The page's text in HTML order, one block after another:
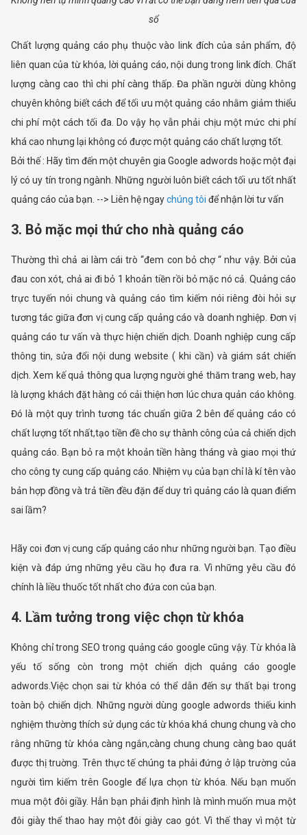
sổ
Chất lượng quảng cáo phụ thuộc vào link đích của sản phẩm, độ
liên quan của từ khóa, lời quảng cáo, nội dung trong link đích. Chất
lượng càng cao thì chi phí càng thấp. Đa phần người dùng không
chuyên không biết cách để tối ưu một quảng cáo nhằm giảm thiểu
chi phí một cách tối đa. Do vậy họ vẫn phải chịu một mức chi phí
khá cao nhưng lại không có được một quảng cáo chất lượng tốt.
Bởi thế : Hãy tìm đến một chuyên gia Google adwords hoặc một đại
lý có uy tín trong ngành. Những người luôn biết cách tối ưu tốt nhất
quảng cáo của bạn. --> Liên hệ ngaychúng tôi để nhận lời tư vấn
3. Bỏ mặc mọi thứ cho nhà quảng cáo
Thường thì chả ai làm cái trò “đem con bỏ chợ “ như vậy. Bởi của
đau con xót, chả ai đi bỏ 1 khoản tiền rồi bỏ mặc nó cả. Quảng cáo
trực tuyến nói chung và quảng cáo tìm kiếm nói riêng đòi hỏi sự
tương tác giữa đơn vị cung cấp quảng cáo và doanh nghiệp. Đơn vị
quảng cáo tư vấn và thực hiện chiến dịch. Doanh nghiệp cung cấp
thông tin, sửa đổi nội dung website ( khi cần) và giám sát chiến
dịch. Xem kế quả thông qua lượng người ghé thăm trang web, hay
là lượng khách đặt hàng có cải thiện hơn lúc chưa quản cáo không.
Đó là một quy trình tương tác chuẩn giữa 2 bên để quảng cáo có
chất lượng tốt nhất,tạo tiền đề cho sự thành công của cả chiến dịch
quảng cáo. Bạn bỏ ra một khoản tiền hàng tháng và giao mọi thứ
cho công ty cung cấp quảng cáo. Nhiệm vụ của bạn chỉ là kí tên vào
bản hợp đồng và trả tiền đều đặn để duy trì quảng cáo là quan điểm
sai lầm?
Hãy coi đơn vị cung cấp quảng cáo như những người bạn. Tạo điều
kiện và đáp ứng những yêu cầu họ đưa ra. Vì những yêu cầu đó
chính là liều thuốc tốt nhất cho đứa con của bạn.
4. Lầm tưởng trong việc chọn từ khóa
Không chỉ trong SEO trong quảng cáo google cũng vậy. Từ khóa là
yếu tố sống còn trong một chiến dịch quảng cáo google
adwords.Việc chọn sai từ khóa có thể dẫn đến sự thất bại trong
toàn bộ chiến dịch. Những người dùng google adwords thiếu kinh
nghiệm thường thích sử dụng các từ khóa khá chung chung và cho
rằng những từ khóa càng ngắn,càng chung chung càng bao quát
được thị truờng. Trên thực tế chúng ta phải đứng ở lập trường của
người tìm kiếm trên Google để lựa chọn từ khóa. Nếu bạn muốn
mua một đôi giầy. Hẳn bạn phải định hình là mình muốn mua một
đôi giày thể thao hay một đôi giày cao gót. Vì thế thay vì một từ